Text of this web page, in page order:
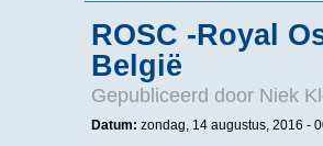
ROSC -Royal
België
Gepubliceerd door Niek
Datum: zondag, 14 augustus, 2016 -